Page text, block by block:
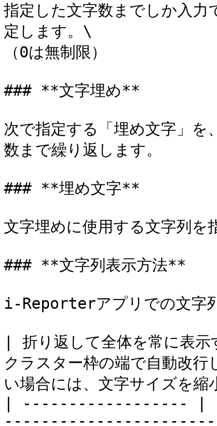
指定した文字数までしか入
定します。\
（0は無制限）
### **文字埋め**
次で指定する「埋め文字」を
数まで繰り返します。
### **埋め文字**
文字埋めに使用する文字列を
### **文字列表示方法**
i-Reporterアプリでの文字
| 折り返して全体を常に
クラスター枠の端で自動改
い場合には、文字サイズを
| ------------------ |